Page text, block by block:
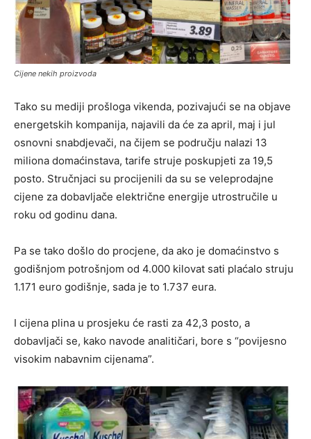
Cijene nekih proizvoda
Tako su mediji prošloga vikenda, pozivajući se na objave
energetskih kompanija, najavili da će za april, maj i jul
osnovni snabdjevači, na čijem se području nalazi 13
miliona domaćinstava, tarife struje poskupjeti za 19,5
posto. Stručnjaci su procijenili da su se veleprodajne
cijene za dobavljače električne energije utrostručile u
roku od godinu dana.
Pa se tako došlo do procjene, da ako je domaćinstvo s
godišnjom potrošnjom od 4.000 kilovat sati plaćalo struju
1.171 euro godišnje, sada je to 1.737 eura.
I cijena plina u prosjeku će rasti za 42,3 posto, a
dobavljači se, kako navode analitičari, bore s “povijesno
visokim nabavnim cijenama”.